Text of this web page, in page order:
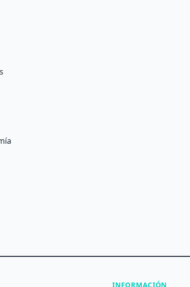
INFORMACIÓN